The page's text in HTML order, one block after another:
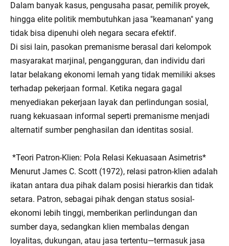
Dalam banyak kasus, pengusaha pasar, pemilik proyek,
hingga elite politik membutuhkan jasa "keamanan" yang
tidak bisa dipenuhi oleh negara secara efektif.
Di sisi lain, pasokan premanisme berasal dari kelompok
masyarakat marjinal, pengangguran, dan individu dari
latar belakang ekonomi lemah yang tidak memiliki akses
terhadap pekerjaan formal. Ketika negara gagal
menyediakan pekerjaan layak dan perlindungan sosial,
ruang kekuasaan informal seperti premanisme menjadi
alternatif sumber penghasilan dan identitas sosial.
*Teori Patron-Klien: Pola Relasi Kekuasaan Asimetris*
Menurut James C. Scott (1972), relasi patron-klien adalah
ikatan antara dua pihak dalam posisi hierarkis dan tidak
setara. Patron, sebagai pihak dengan status sosial-
ekonomi lebih tinggi, memberikan perlindungan dan
sumber daya, sedangkan klien membalas dengan
loyalitas, dukungan, atau jasa tertentu—termasuk jasa